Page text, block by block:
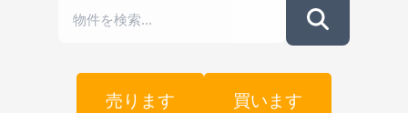
売ります 買います